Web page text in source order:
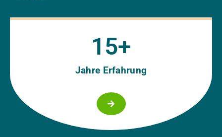
Jahre Erfahrung
15+